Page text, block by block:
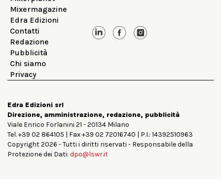
Mixermagazine
Edra Edizioni
Contatti
Redazione
Pubblicità
Chi siamo
Privacy
Edra Edizioni srl
Direzione, amministrazione, redazione, pubblicità
Viale Enrico Forlanini 21 - 20134 Milano
Tel. +39 02 864105 | Fax +39 02 72016740 | P.I.: 14392510963
Copyright 2026 - Tutti i diritti riservati - Responsabile della
Protezione dei Dati: dpo@lswr.it